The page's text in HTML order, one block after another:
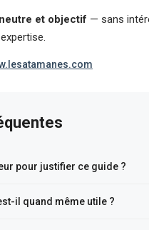
et objectif — sans
pour justifier ce guide ?
il quand même utile ?